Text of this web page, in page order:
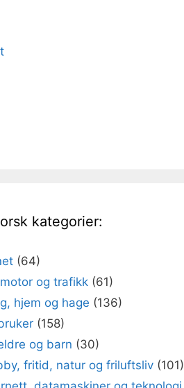
kategorier:
(64)
og trafikk (61)
hjem og hage (136)
(158)
og barn (30)
fritid, natur og friluftsliv (101)